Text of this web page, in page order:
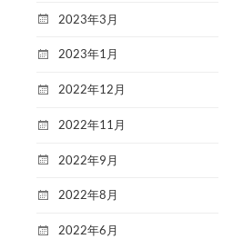
2023年3月
2023年1月
2022年12月
2022年11月
2022年9月
2022年8月
2022年6月